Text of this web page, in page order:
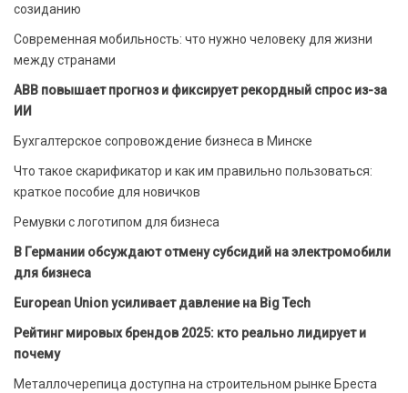
созиданию
Современная мобильность: что нужно человеку для жизни
между странами
ABB повышает прогноз и фиксирует рекордный спрос из-за
ИИ
Бухгалтерское сопровождение бизнеса в Минске
Что такое скарификатор и как им правильно пользоваться:
краткое пособие для новичков
Ремувки с логотипом для бизнеса
В Германии обсуждают отмену субсидий на электромобили
для бизнеса
European Union усиливает давление на Big Tech
Рейтинг мировых брендов 2025: кто реально лидирует и
почему
Металлочерепица доступна на строительном рынке Бреста